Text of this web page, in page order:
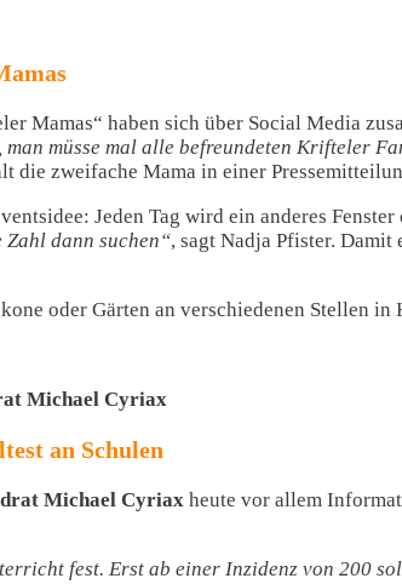
Mamas“ haben sich über Social Media
müsse mal alle befreundeten Krifteler
die zweifache Mama in einer
Jeden Tag wird ein anderes
dann suchen“, sagt Nadja Pfister.
oder Gärten an verschiedenen Stellen
Michael Cyriax
an Schulen
Michael Cyriax heute vor allem
fest. Erst ab einer Inzidenz von 200